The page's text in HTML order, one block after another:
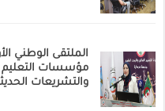
الملتقى الوطني
مؤسسات التعليم
والتشريعات